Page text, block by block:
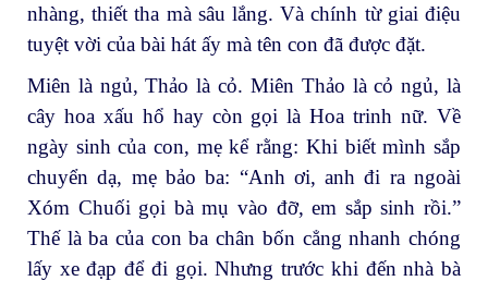
nhàng, thiết tha mà sâu lắng. Và chính từ giai điệu
tuyệt vời của bài hát ấy mà tên con đã được đặt.
Miên là ngủ, Thảo là cỏ. Miên Thảo là cỏ ngủ, là
cây hoa xấu hổ hay còn gọi là Hoa trinh nữ. Về
ngày sinh của con, mẹ kể rằng: Khi biết mình sắp
chuyển dạ, mẹ bảo ba: “Anh ơi, anh đi ra ngoài
Xóm Chuối gọi bà mụ vào đỡ, em sắp sinh rồi.”
Thế là ba của con ba chân bốn cẳng nhanh chóng
lấy xe đạp để đi gọi. Nhưng trước khi đến nhà bà